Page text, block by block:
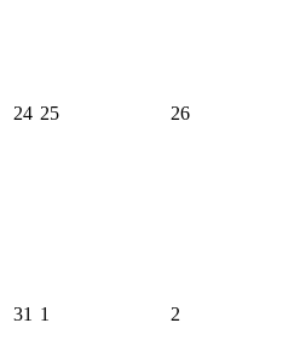
24 25 26
31 1 2